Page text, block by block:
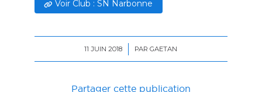
Voir Club : SN Narbonne
11 JUIN 2018
/ PARGAETAN
Partager cette publication